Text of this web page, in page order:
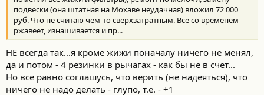
подвески (она штатная на Мохаве неудачная) вложил 72 000
руб. Что не считаю чем-то сверхзатратным. Всё со временем
ржавеет, изнашивается и пр...
НЕ всегда так...я кроме жижи поначалу ничего не менял,
да и потом - 4 резинки в рычагах - как бы не в счет...
Но все равно соглашусь, что верить (не надеяться), что
ничего не надо делать - глупо, т.е. - +1